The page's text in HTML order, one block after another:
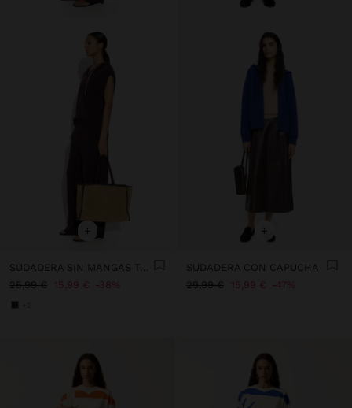
+
25,99 €
15,99 € 38%
+
SUDADERA CON CAPUCHA
29,99 €
15,99 € 47%